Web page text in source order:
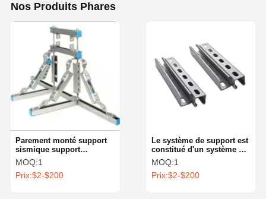
Nos Produits Phares
Parement monté support
sismique support
sismique support pour le
pulvérisateur d'incendie
MOQ:1
Prix:$2-$200
Le système de support est
constitué d'un système de
support en acier galvanisé
pré-galvanisé.
MOQ:1
Prix:$2-$200